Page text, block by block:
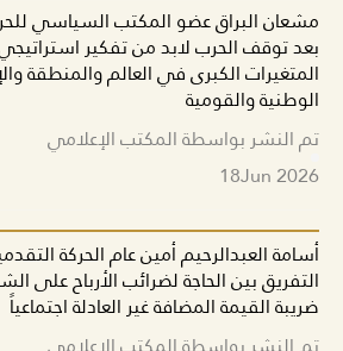
مشعان البراق عضو المكتب السياسي
بعد توقف الحرب لابد من تفكير
المتغيرات الكبرى في العالم والمنطقة
الوطنية والقومية
تم النشر بواسطة المكتب الإعلامي
Jun 2026
18
أسامة العبدالرحيم أمين عام الحركة
التفريق بين الحاجة لضرائب الأرباح على
ضريبة القيمة المضافة غير العادلة اجتماعياً